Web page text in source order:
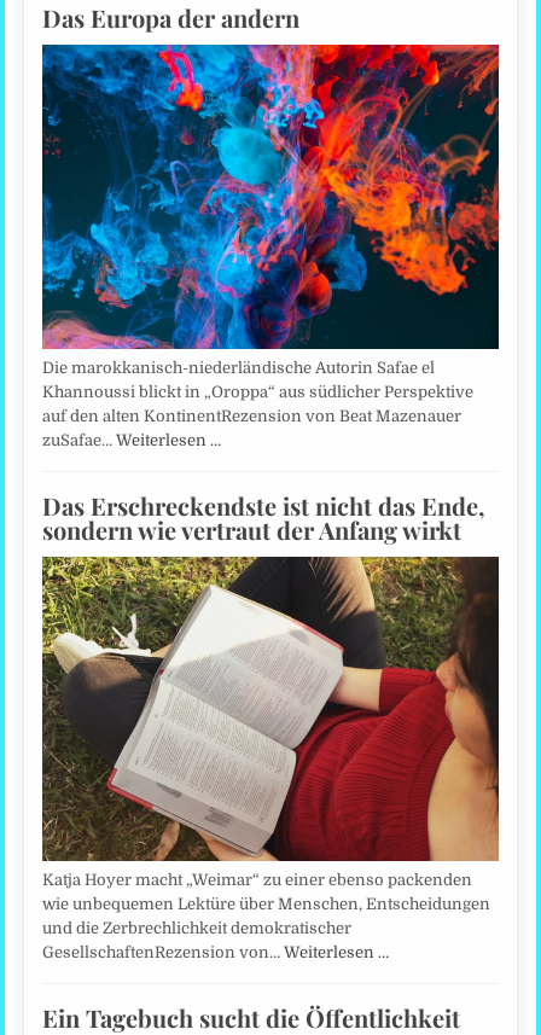
Das Europa der andern
Die marokkanisch-niederländische Autorin Safae el
Khannoussi blickt in „Oroppa“ aus südlicher Perspektive
auf den alten KontinentRezension von Beat Mazenauer
zuSafae…Weiterlesen …
Das Erschreckendste ist nicht das Ende,
sondern wie vertraut der Anfang wirkt
Katja Hoyer macht „Weimar“ zu einer ebenso packenden
wie unbequemen Lektüre über Menschen, Entscheidungen
und die Zerbrechlichkeit demokratischer
GesellschaftenRezension von…Weiterlesen …
Ein Tagebuch sucht die Öffentlichkeit